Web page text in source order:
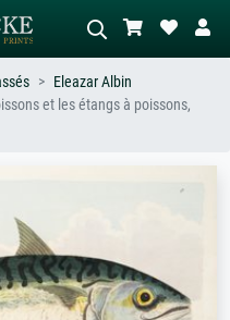
Eleazar Albin
et les étangs à poissons,